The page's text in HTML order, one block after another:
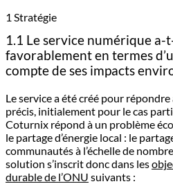
1 Stratégie
1.1 Le service numérique a-
favorablement en termes
compte de ses impacts
Le service a été créé pour
précis, initialement pour le cas
Coturnix répond à un problème
le partage d’énergie local : le
communautés à l’échelle de
solution s’inscrit donc dans les
durable de l’ONU suivants :